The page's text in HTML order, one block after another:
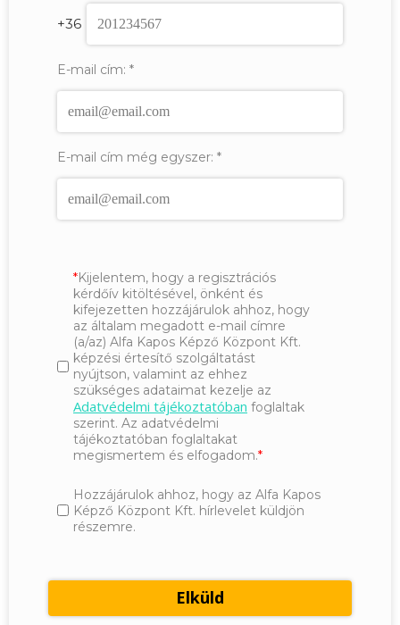
+36
E-mail cím: *
E-mail cím még egyszer: *
Kijelentem, hogy a regisztrációs
kérdőív kitöltésével, önként és
kifejezetten hozzájárulok ahhoz, hogy
az általam megadott e-mail címre
(a/az) Alfa Kapos Képző Központ Kft.
képzési értesítő szolgáltatást
nyújtson, valamint az ehhez
szükséges adataimat kezelje az
Adatvédelmi tájékoztatóban foglaltak
szerint. Az adatvédelmi
tájékoztatóban foglaltakat
megismertem és elfogadom.
Hozzájárulok ahhoz, hogy az Alfa Kapos
Képző Központ Kft. hírlevelet küldjön
részemre.